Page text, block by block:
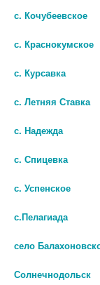
ПЕЧИ ЭКСПРЕСС /
© Городская
с. Кочубеевское
с. Краснокумское
с. Курсавка
с. Летняя Ставка
с. Надежда
с. Спицевка
с. Успенское
с.Пелагиада
село
Солнечнодольск